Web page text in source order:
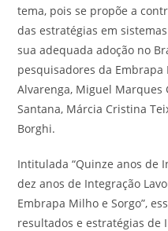
tema, pois se propõe a
das estratégias em
sua adequada adoção no
pesquisadores da Embrapa
Alvarenga, Miguel Marques
Santana, Márcia Cristina
Borghi.
Intitulada “Quinze anos de
dez anos de Integração
Embrapa Milho e Sorgo”,
resultados e estratégias de